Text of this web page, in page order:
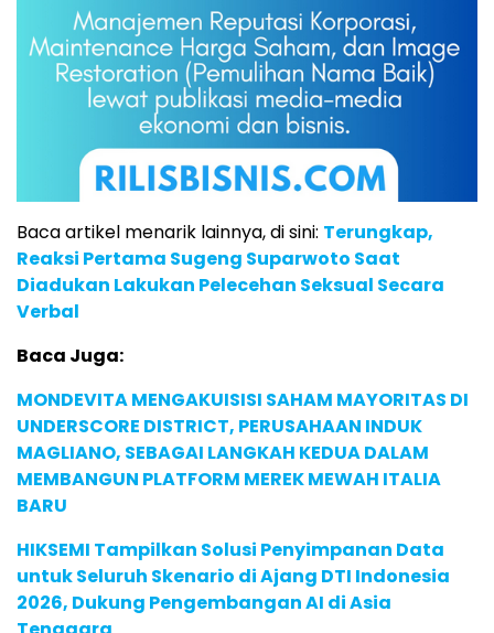
Baca artikel menarik lainnya, di sini: Terungkap,
Reaksi Pertama Sugeng Suparwoto Saat
Diadukan Lakukan Pelecehan Seksual Secara
Verbal
Baca Juga:
MONDEVITA MENGAKUISISI SAHAM MAYORITAS DI
UNDERSCORE DISTRICT, PERUSAHAAN INDUK
MAGLIANO, SEBAGAI LANGKAH KEDUA DALAM
MEMBANGUN PLATFORM MEREK MEWAH ITALIA
BARU
HIKSEMI Tampilkan Solusi Penyimpanan Data
untuk Seluruh Skenario di Ajang DTI Indonesia
2026, Dukung Pengembangan AI di Asia